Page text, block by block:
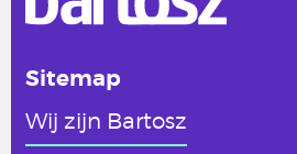
Sitemap
Wij zijn Bartosz